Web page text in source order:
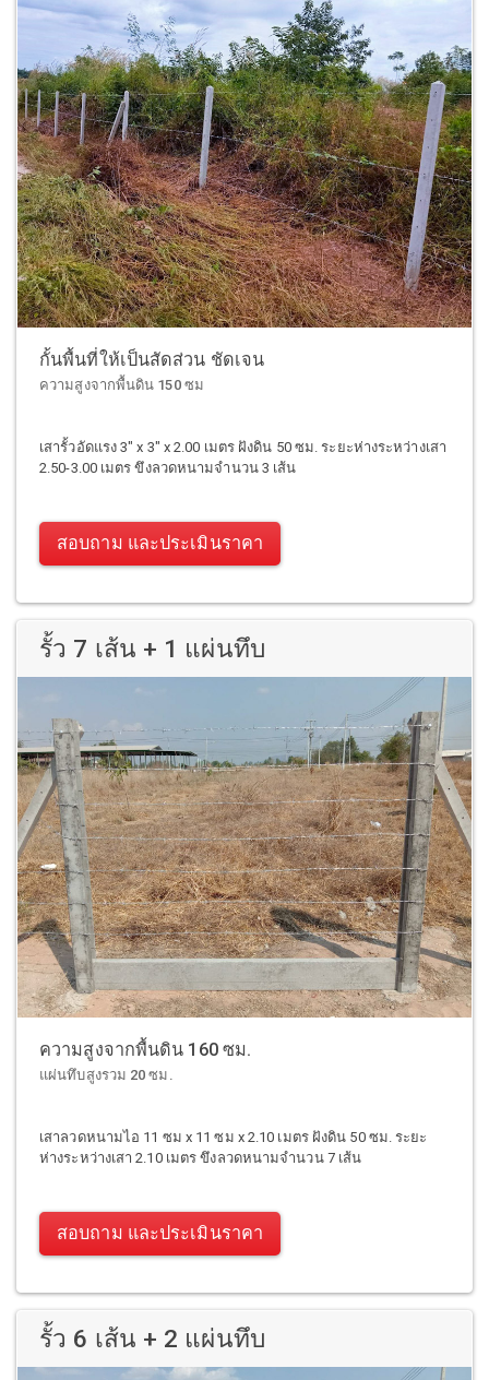
กั้นพื้นที่ให้เป็นสัดส่วน ชัดเจน
ความสูงจากพื้นดิน 150 ซม
เสารั้วอัดแรง 3" x 3" x 2.00 เมตร ฝังดิน 50 ซม. ระยะห่างระหว่างเสา
2.50-3.00 เมตร ขึงลวดหนามจำนวน 3 เส้น
สอบถาม และประเมินราคา
รั้ว 7 เส้น + 1 แผ่นทึบ
ความสูงจากพื้นดิน 160 ซม.
แผ่นทึบสูงรวม 20 ซม.
เสาลวดหนามไอ 11 ซม x 11 ซม x 2.10 เมตร ฝังดิน 50 ซม. ระยะ
ห่างระหว่างเสา 2.10 เมตร ขึงลวดหนามจำนวน 7 เส้น
สอบถาม และประเมินราคา
รั้ว 6 เส้น + 2 แผ่นทึบ